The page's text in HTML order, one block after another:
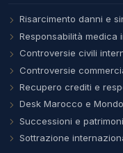
Risarcimento danni e
Responsabilità medica
Controversie civili
Controversie
Recupero crediti e
Desk Marocco e
Successioni e
Sottrazione